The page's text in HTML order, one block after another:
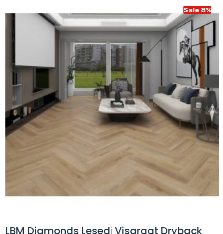
Sale 8%
LBM Diamonds Lesedi Visgraat Dryback